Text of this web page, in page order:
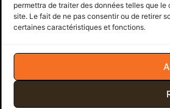
permettra de traiter des données telles que
site. Le fait de ne pas consentir ou de retirer
certaines caractéristiques et fonctions.